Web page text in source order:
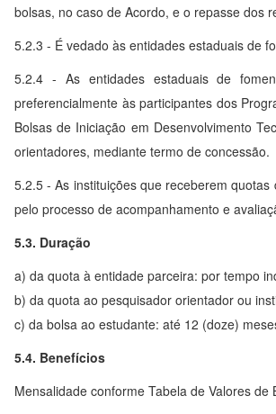
bolsas, no caso de Acordo, e o repasse dos
5.2.3 - É vedado às entidades estaduais de
5.2.4 - As entidades estaduais de
preferencialmente às participantes dos
Bolsas de Iniciação em Desenvolvimento
orientadores, mediante termo de concessão.
5.2.5 - As instituições que receberem
pelo processo de acompanhamento e
5.3. Duração
a) da quota à entidade parceira: por tempo
b) da quota ao pesquisador orientador ou
c) da bolsa ao estudante: até 12 (doze)
5.4. Benefícios
Mensalidade conforme Tabela de Valores